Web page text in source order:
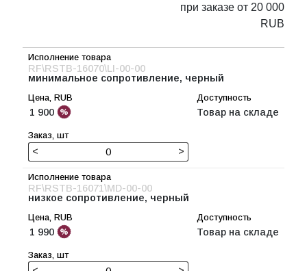
при заказе от 20 000
RUB
RF\RSTB-16070\LI-00-00
минимальное сопротивление, черный
1 900 Товар на складе
< >
RF\RSTB-16071\MD-00-00
низкое сопротивление, черный
1 990 Товар на складе